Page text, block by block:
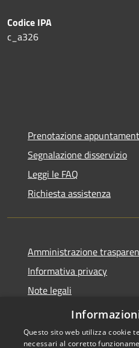
Codice IPA
c_a326
Prenotazione
Segnalazione disservizio
Leggi le FAQ
Richiesta assistenza
Amministrazione
Informativa privacy
Note legali
Dichiarazione di
Questo sito web utilizza cookie
necessari al corretto